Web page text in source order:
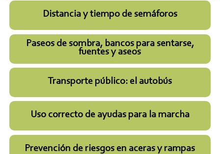
Distancia y tiempo de semáforos
Paseos de sombra, bancos para sentarse,
fuentes y aseos
Transporte público: el autobús
Uso correcto de ayudas para la marcha
Prevención de riesgos en aceras y rampas